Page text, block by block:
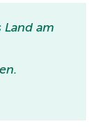
Land am